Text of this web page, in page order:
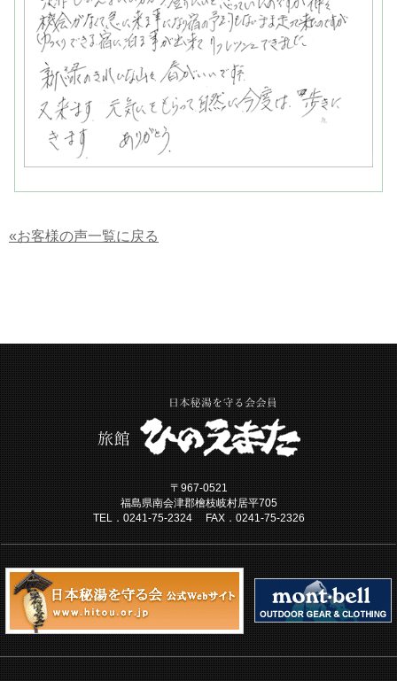
«お客様の声一覧に戻る
〒967-0521
福島県南会津郡檜枝岐村居平705
TEL．0241-75-2324 FAX．0241-75-2326